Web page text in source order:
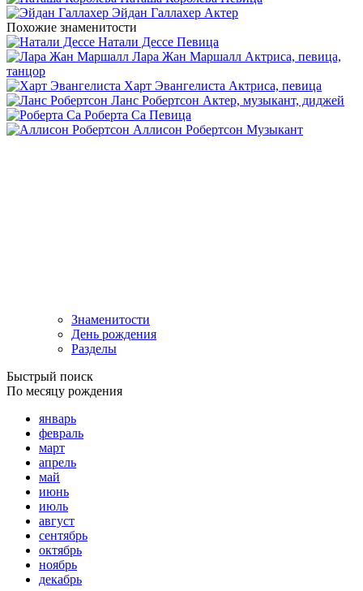
Эйдан Галлахер Актер
Похожие знаменитости
Натали Дессе Певица
Лара Жан Маршалл Актриса, певица,
танцор
Харт Эвангелиста Актриса, певица
Ланс Робертсон Актер, музыкант, диджей
Роберта Са Певица
Аллисон Робертсон Музыкант
Знаменитости
День рождения
Разделы
Быстрый поиск
По месяцу рождения
январь
февраль
март
апрель
май
июнь
июль
август
сентябрь
октябрь
ноябрь
декабрь